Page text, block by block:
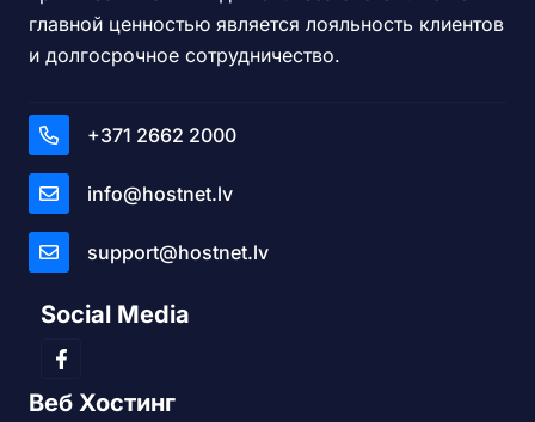
главной ценностью является лояльность клиентов
и долгосрочное сотрудничество.
+371 2662 2000
info@hostnet.lv
support@hostnet.lv
Social Media
Веб Хостинг